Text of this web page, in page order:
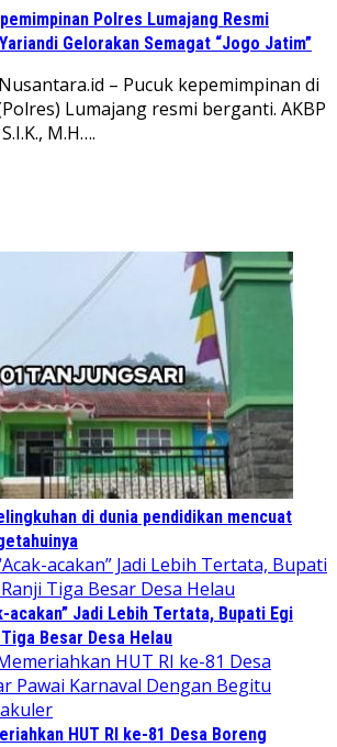
Polres Lumajang Resmi
Gelorakan Semagat “Jogo Jatim”
– Pucuk kepemimpinan di
Lumajang resmi berganti. AKBP
M.H….
di dunia pendidikan mencuat
acakan” Jadi Lebih Tertata, Bupati Egi
Besar Desa Helau
HUT RI ke-81 Desa Boreng